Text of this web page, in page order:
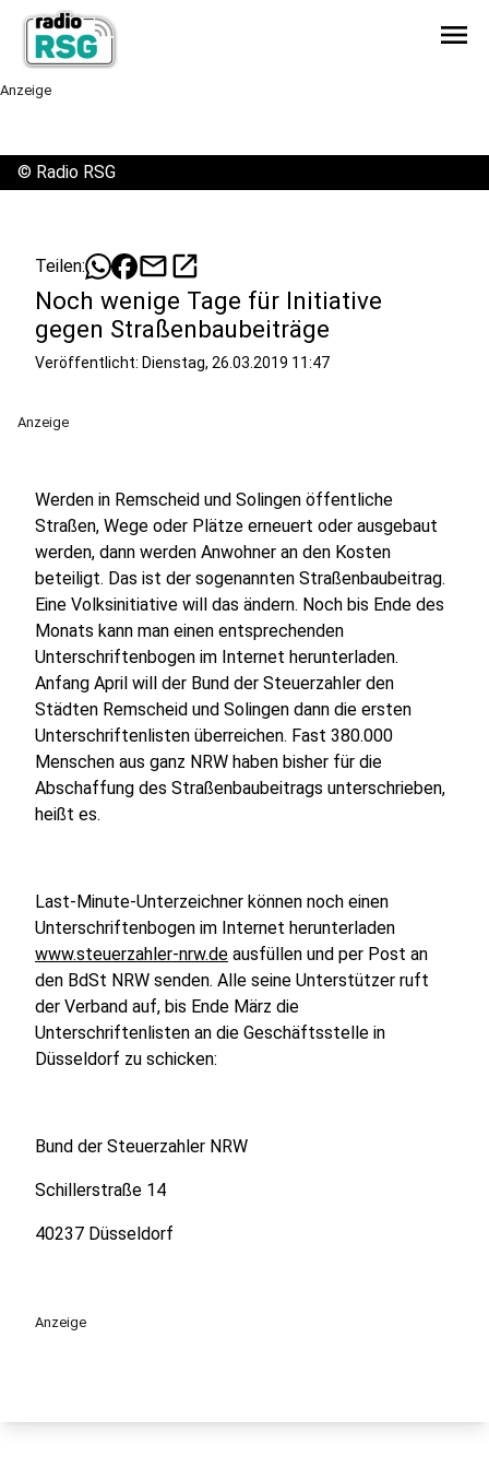
menu
Anzeige
© Radio RSG
Teilen: mailopen_in_new
Noch wenige Tage für Initiative
gegen Straßenbaubeiträge
Veröffentlicht: Dienstag, 26.03.2019 11:47
Anzeige
Werden in Remscheid und Solingen öffentliche
Straßen, Wege oder Plätze erneuert oder ausgebaut
werden, dann werden Anwohner an den Kosten
beteiligt. Das ist der sogenannten Straßenbaubeitrag.
Eine Volksinitiative will das ändern. Noch bis Ende des
Monats kann man einen entsprechenden
Unterschriftenbogen im Internet herunterladen.
Anfang April will der Bund der Steuerzahler den
Städten Remscheid und Solingen dann die ersten
Unterschriftenlisten überreichen. Fast 380.000
Menschen aus ganz NRW haben bisher für die
Abschaffung des Straßenbaubeitrags unterschrieben,
heißt es.
Last-Minute-Unterzeichner können noch einen
Unterschriftenbogen im Internet herunterladen
www.steuerzahler-nrw.de ausfüllen und per Post an
den BdSt NRW senden. Alle seine Unterstützer ruft
der Verband auf, bis Ende März die
Unterschriftenlisten an die Geschäftsstelle in
Düsseldorf zu schicken:
Bund der Steuerzahler NRW
Schillerstraße 14
40237 Düsseldorf
Anzeige